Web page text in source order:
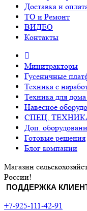
Доставка и
ТО и Ремонт
ВИДЕО
Контакты
Минитракторы
Гусеничные
Техника с
Техника для
Навесное
СПЕЦ.
Доп.
Готовые решения
Блог компании
Магазин
России!
ПОДДЕРЖКА
+7-925-111-42-91